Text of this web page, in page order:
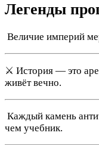
Легенды
Величие империй
⚔️ История — это
живёт вечно.
Каждый камень
чем учебник.